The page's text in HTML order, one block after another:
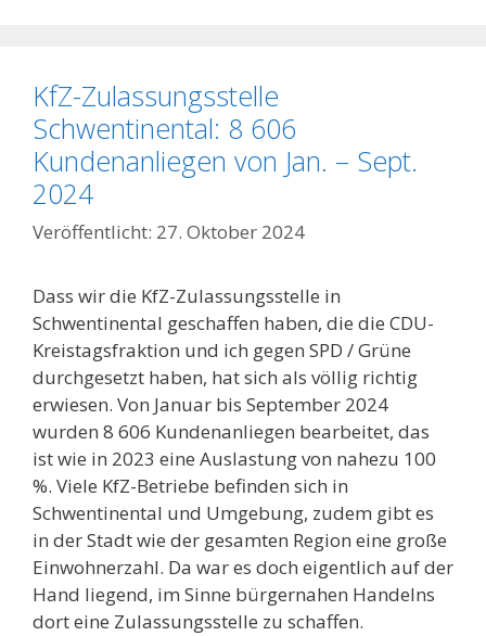
KfZ-Zulassungsstelle
Schwentinental: 8 606
Kundenanliegen von Jan. – Sept.
2024
27. Oktober 2024
Dass wir die KfZ-Zulassungsstelle in
Schwentinental geschaffen haben, die die CDU-
Kreistagsfraktion und ich gegen SPD / Grüne
durchgesetzt haben, hat sich als völlig richtig
erwiesen. Von Januar bis September 2024
wurden 8 606 Kundenanliegen bearbeitet, das
ist wie in 2023 eine Auslastung von nahezu 100
%. Viele KfZ-Betriebe befinden sich in
Schwentinental und Umgebung, zudem gibt es
in der Stadt wie der gesamten Region eine große
Einwohnerzahl. Da war es doch eigentlich auf der
Hand liegend, im Sinne bürgernahen Handelns
dort eine Zulassungsstelle zu schaffen.